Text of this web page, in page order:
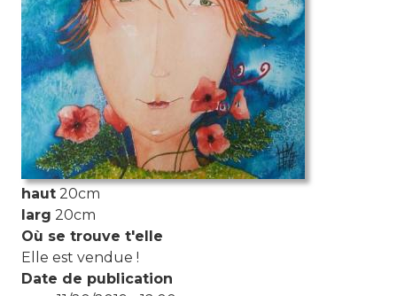
haut 20cm
larg 20cm
Où se trouve t'elle
Elle est vendue !
Date de publication